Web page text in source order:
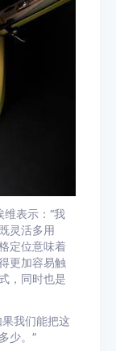
维表示：“我
灵活多用
定位意味着
更加容易触
，同时也是
我们能把这
少。”